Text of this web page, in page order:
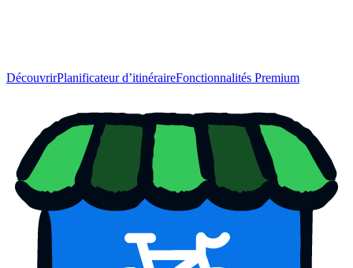
DécouvrirPlanificateur d’itinéraireFonctionnalités Premium